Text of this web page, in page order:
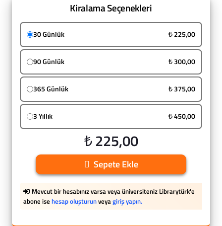
Kiralama Seçenekleri
30 Günlük ₺ 225,00
90 Günlük ₺ 300,00
365 Günlük ₺ 375,00
3 Yıllık ₺ 450,00
₺ 225,00
Sepete Ekle
Mevcut bir hesabınız varsa veya üniversiteniz Librarytürk'e
abone ise hesap oluşturunveyagiriş yapın.